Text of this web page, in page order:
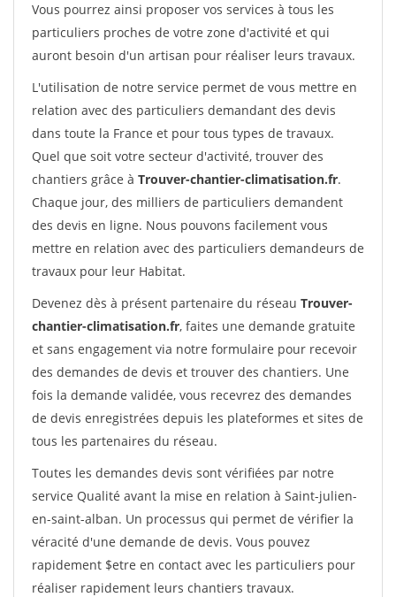
Vous pourrez ainsi proposer vos services à tous les
particuliers proches de votre zone d'activité et qui
auront besoin d'un artisan pour réaliser leurs travaux.
L'utilisation de notre service permet de vous mettre en
relation avec des particuliers demandant des devis
dans toute la France et pour tous types de travaux.
Quel que soit votre secteur d'activité, trouver des
chantiers grâce à Trouver-chantier-climatisation.fr.
Chaque jour, des milliers de particuliers demandent
des devis en ligne. Nous pouvons facilement vous
mettre en relation avec des particuliers demandeurs de
travaux pour leur Habitat.
Devenez dès à présent partenaire du réseau Trouver-
chantier-climatisation.fr, faites une demande gratuite
et sans engagement via notre formulaire pour recevoir
des demandes de devis et trouver des chantiers. Une
fois la demande validée, vous recevrez des demandes
de devis enregistrées depuis les plateformes et sites de
tous les partenaires du réseau.
Toutes les demandes devis sont vérifiées par notre
service Qualité avant la mise en relation à Saint-julien-
en-saint-alban. Un processus qui permet de vérifier la
véracité d'une demande de devis. Vous pouvez
rapidement $etre en contact avec les particuliers pour
réaliser rapidement leurs chantiers travaux.